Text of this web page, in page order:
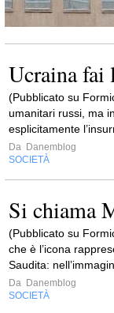
Ucraina fai
(Pubblicato su
umanitari russi, ma
esplicitamente
Da Danemblog
SOCIETÀ
Si chiama
(Pubblicato su
che è l’icona
Saudita:
Da Danemblog
SOCIETÀ